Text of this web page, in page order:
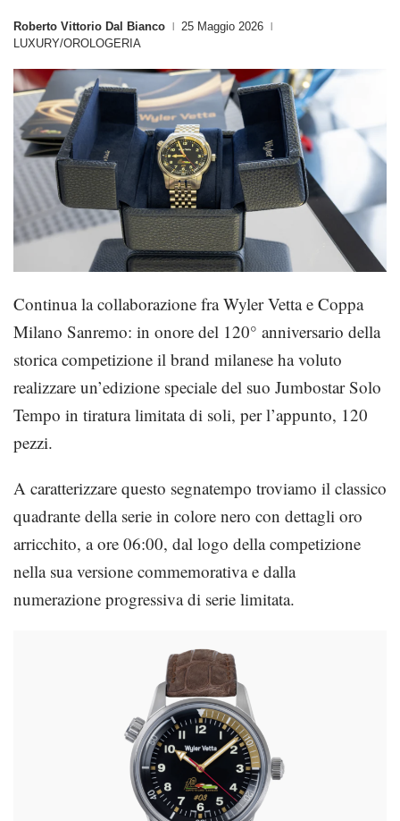
Roberto Vittorio Dal Bianco 25 Maggio 2026
LUXURY/OROLOGERIA
Continua la collaborazione fra Wyler Vetta e Coppa
Milano Sanremo: in onore del 120° anniversario della
storica competizione il brand milanese ha voluto
realizzare un’edizione speciale del suo Jumbostar Solo
Tempo in tiratura limitata di soli, per l’appunto, 120
pezzi.
A caratterizzare questo segnatempo troviamo il classico
quadrante della serie in colore nero con dettagli oro
arricchito, a ore 06:00, dal logo della competizione
nella sua versione commemorativa e dalla
numerazione progressiva di serie limitata.